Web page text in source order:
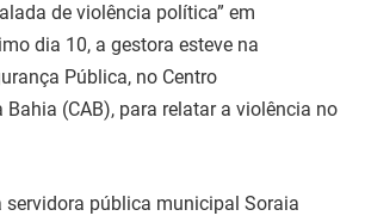
de violência política” em
dia 10, a gestora esteve na
Pública, no Centro
(CAB), para relatar a violência no
servidora pública municipal Soraia